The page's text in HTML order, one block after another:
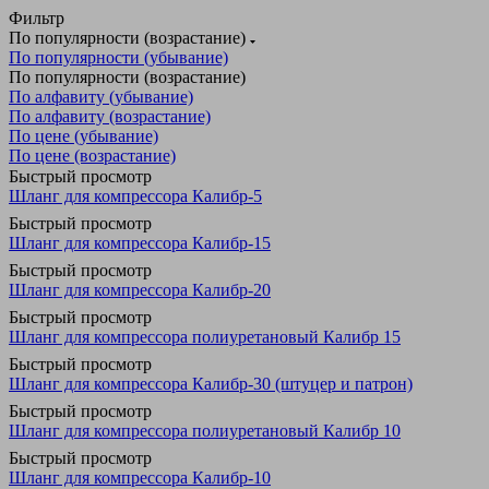
Фильтр
По популярности (возрастание)
По популярности (убывание)
По популярности (возрастание)
По алфавиту (убывание)
По алфавиту (возрастание)
По цене (убывание)
По цене (возрастание)
Быстрый просмотр
Шланг для компрессора Калибр-5
Быстрый просмотр
Шланг для компрессора Калибр-15
Быстрый просмотр
Шланг для компрессора Калибр-20
Быстрый просмотр
Шланг для компрессора полиуретановый Калибр 15
Быстрый просмотр
Шланг для компрессора Калибр-30 (штуцер и патрон)
Быстрый просмотр
Шланг для компрессора полиуретановый Калибр 10
Быстрый просмотр
Шланг для компрессора Калибр-10